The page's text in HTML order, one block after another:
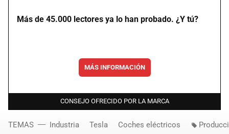
Más de 45.000 lectores ya lo han probado. ¿Y tú?
MÁS INFORMACIÓN
CONSEJO OFRECIDO POR LA MARCA
TEMAS Industria Tesla Coches eléctricos